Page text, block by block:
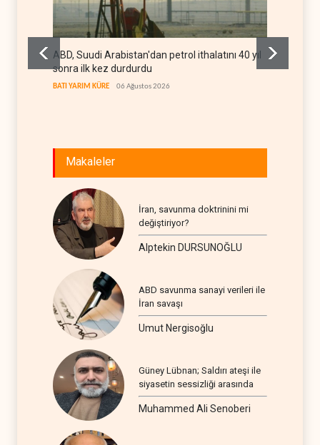
ABD, Suudi Arabistan'dan petrol ithalatını 40 yıl
sonra ilk kez durdurdu
BATI YARIM KÜRE 06 Ağustos 2026
Makaleler
İran, savunma doktrinini mi
değiştiriyor?
Alptekin DURSUNOĞLU
ABD savunma sanayi verileri ile
İran savaşı
Umut Nergisoğlu
Güney Lübnan; Saldırı ateşi ile
siyasetin sessizliği arasında
Muhammed Ali Senoberi